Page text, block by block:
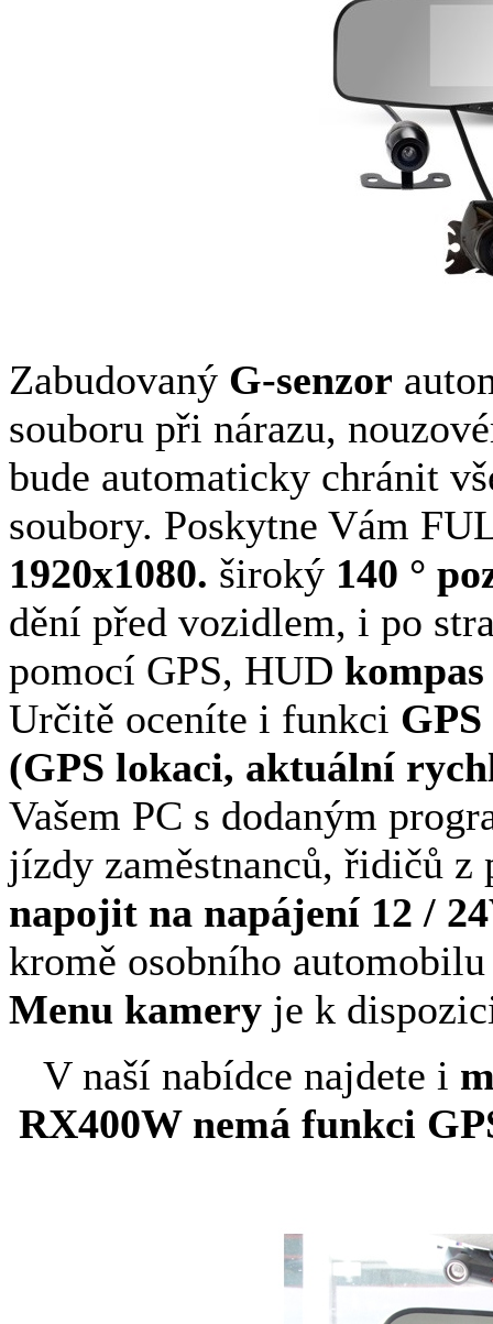
Zabudovaný G-senzor
souboru při nárazu,
bude automaticky chránit
soubory. Poskytne Vám
1920x1080. široký 140 °
dění před vozidlem, i po
pomocí GPS, HUD kompas
Určitě oceníte i funkci
(GPS lokaci, aktuální
Vašem PC s dodaným
jízdy zaměstnanců, řidičů
napojit na napájení 12 /
kromě osobního
Menu kamery je k
V naší nabídce najdete i
RX400W nemá funkci